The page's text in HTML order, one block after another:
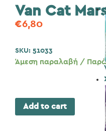
Van Cat
€6,80
SKU: 51033
Άμεση παραλαβή /
Add to cart